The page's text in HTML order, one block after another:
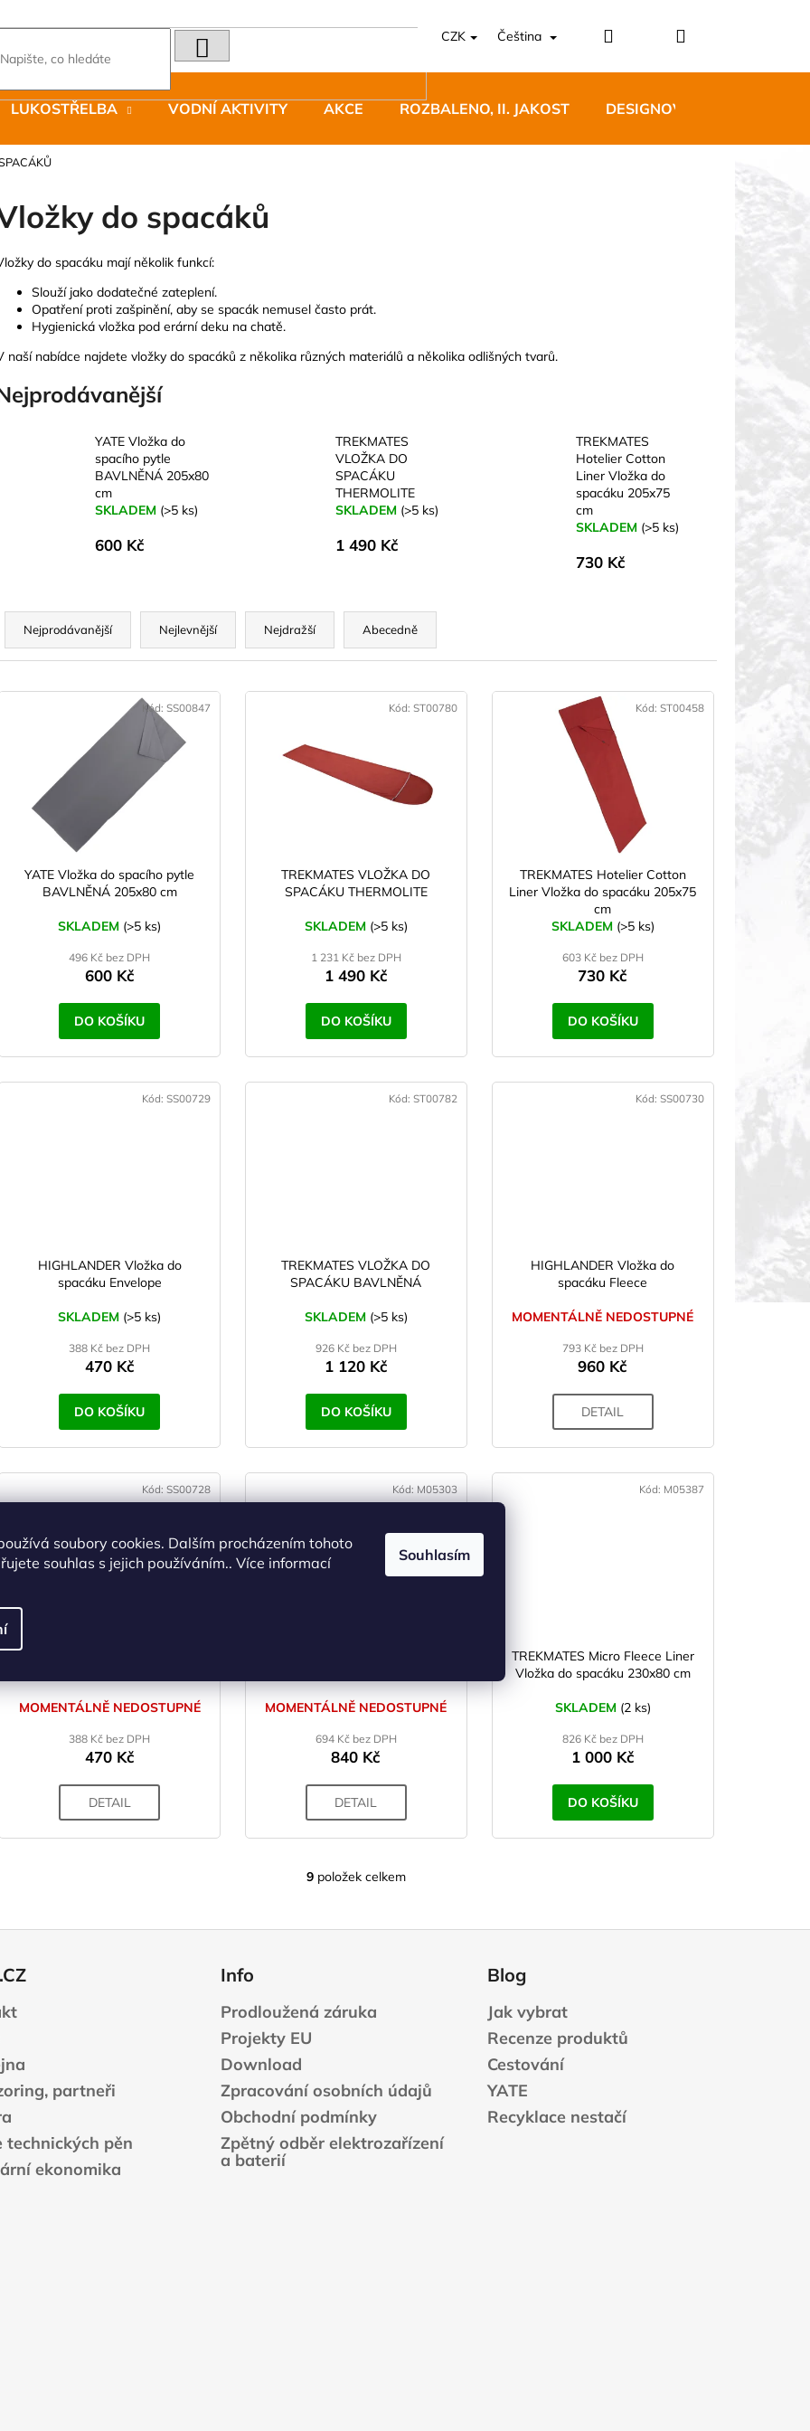
soubory cookies. Dalším procházením tohoto
souhlas s jejich používáním.. Více informací
Souhlasím
CZK Čeština PřihlášeníNákupní
LUKOSTŘELBA VODNÍ AKTIVITY AKCE ROZBALENO, II. JAKOST DESIGNOVÝ NÁBYTEK
do spacáků
do spacáku mají několik funkcí:
Slouží jako dodatečné zateplení.
Opatření proti zašpinění, aby se spacák nemusel často prát.
Hygienická vložka pod erární deku na chatě.
naší nabídce najdete vložky do spacáků z několika různých materiálů a několika odlišných tvarů.
YATE Vložka do
spacího pytle
BAVLNĚNÁ 205x80
cm
SKLADEM (>5 ks)
600 Kč
TREKMATES
VLOŽKA DO
SPACÁKU
THERMOLITE
SKLADEM (>5 ks)
1 490 Kč
TREKMATES
Hotelier Cotton
Liner Vložka do
spacáku 205x75
cm
SKLADEM (>5 ks)
730 Kč
Ř
Nejprodávanější Nejlevnější Nejdražší Abecedně
YATE Vložka do spacího pytle
BAVLNĚNÁ 205x80 cm
SKLADEM (>5 ks)
496 Kč bez DPH
600 Kč
DO KOŠÍKU
Kód:SS00847
TREKMATES VLOŽKA DO
SPACÁKU THERMOLITE
SKLADEM (>5 ks)
1 231 Kč bez DPH
1 490 Kč
DO KOŠÍKU
Kód: ST00780
TREKMATES Hotelier Cotton
Liner Vložka do spacáku 205x75
cm
SKLADEM (>5 ks)
603 Kč bez DPH
730 Kč
DO KOŠÍKU
Kód: ST00458
HIGHLANDER Vložka do
spacáku Envelope
SKLADEM (>5 ks)
388 Kč bez DPH
470 Kč
DO KOŠÍKU
Kód:SS00729
TREKMATES VLOŽKA DO
SPACÁKU BAVLNĚNÁ
SKLADEM (>5 ks)
926 Kč bez DPH
1 120 Kč
DO KOŠÍKU
Kód: ST00782
HIGHLANDER Vložka do
spacáku Fleece
MOMENTÁLNĚ NEDOSTUPNÉ
793 Kč bez DPH
960 Kč
DETAIL
Kód: SS00730
MOMENTÁLNĚ NEDOSTUPNÉ
388 Kč bez DPH
470 Kč
DETAIL
Kód:SS00728
MOMENTÁLNĚ NEDOSTUPNÉ
694 Kč bez DPH
840 Kč
DETAIL
Kód: M05303
TREKMATES Micro Fleece Liner
Vložka do spacáku 230x80 cm
SKLADEM (2 ks)
826 Kč bez DPH
1 000 Kč
DO KOŠÍKU
Kód: M05387
O
l
c
í
v
k
y
v
9 položek celkem
Co potřebujete najít?
ML MODRÁ
379 Kč
1 603 Kč
partneři
technických pěn
ekonomika
Info
Prodloužená záruka
Projekty EU
Download
Zpracování osobních údajů
Obchodní podmínky
Zpětný odběr elektrozařízení
a baterií
Blog
Jak vybrat
Recenze produktů
Cestování
YATE
Recyklace nestačí